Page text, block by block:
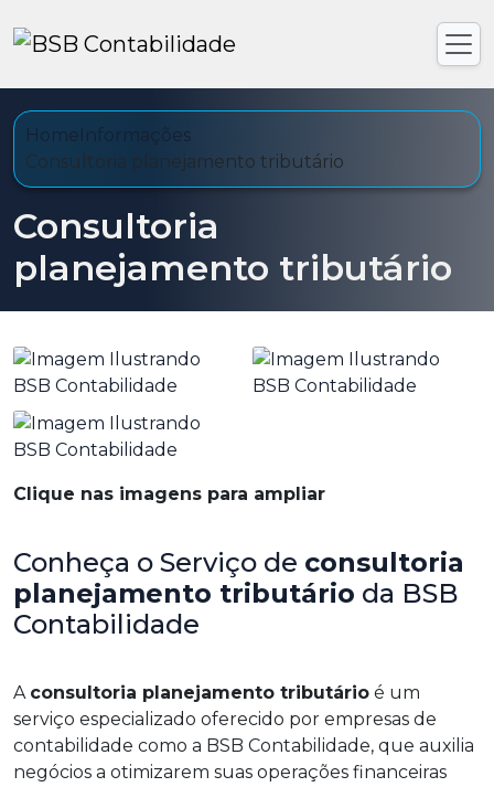
HomeInformações
Consultoria planejamento tributário
Consultoria
planejamento tributário
Clique nas imagens para ampliar
Conheça o Serviço de consultoria
planejamento tributário da BSB
Contabilidade
A consultoria planejamento tributário é um
serviço especializado oferecido por empresas de
contabilidade como a BSB Contabilidade, que auxilia
negócios a otimizarem suas operações financeiras